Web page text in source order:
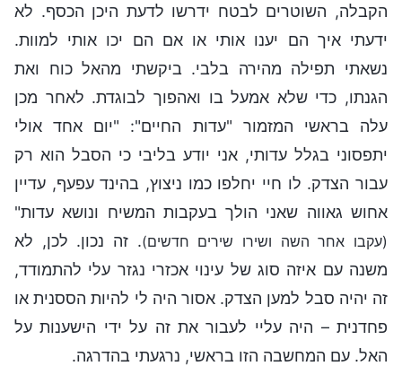
הקבלה, השוטרים לבטח ידרשו לדעת היכן הכסף. לא
ידעתי איך הם יענו אותי או אם הם יכו אותי למוות.
נשאתי תפילה מהירה בלבי. ביקשתי מהאל כוח ואת
הגנתו, כדי שלא אמעל בו ואהפוך לבוגדת. לאחר מכן
עלה בראשי המזמור "עדות החיים": "יום אחד אולי
יתפסוני בגלל עדותי, אני יודע בליבי כי הסבל הוא רק
עבור הצדק. לו חיי יחלפו כמו ניצוץ, בהינד עפעף, עדיין
אחוש גאווה שאני הולך בעקבות המשיח ונושא עדות"
(עקבו אחר השה ושירו שירים חדשים). זה נכון. לכן, לא
משנה עם איזה סוג של עינוי אכזרי נגזר עלי להתמודד,
זה יהיה סבל למען הצדק. אסור היה לי להיות הססנית או
פחדנית – היה עליי לעבור את זה על ידי הישענות על
האל. עם המחשבה הזו בראשי, נרגעתי בהדרגה.